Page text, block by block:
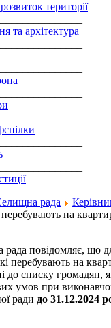
території
та архітектура
рада
перебувають на
рада повідомляє, що
перебувають на
до списку громадян,
умов при
ради до 31.12.2024